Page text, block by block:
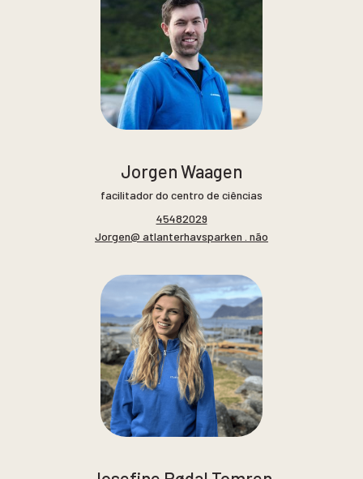
Jorgen Waagen
facilitador do centro de ciências
45482029
Jorgen@ atlanterhavsparken . não